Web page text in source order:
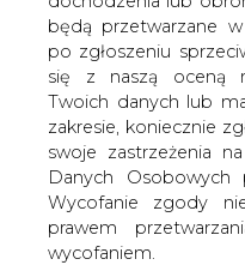
będą przetwarzane
po zgłoszeniu
się z naszą oceną
Twoich danych lub
zakresie, koniecznie
swoje zastrzeżenia
Danych Osobowych
Wycofanie zgody
prawem
wycofaniem.
władz uczelni.
Powołano Radę
Konsultacyjną
Płynów. A skład
Prezes ZEW SA
Konsultacyjnej został
Chruściel.
Głównym zadaniem
doradzanie i